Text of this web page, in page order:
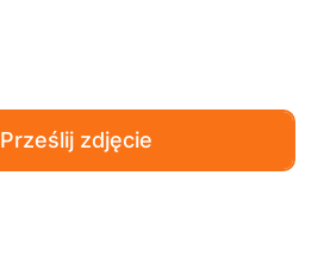
Prześlij zdjęcie